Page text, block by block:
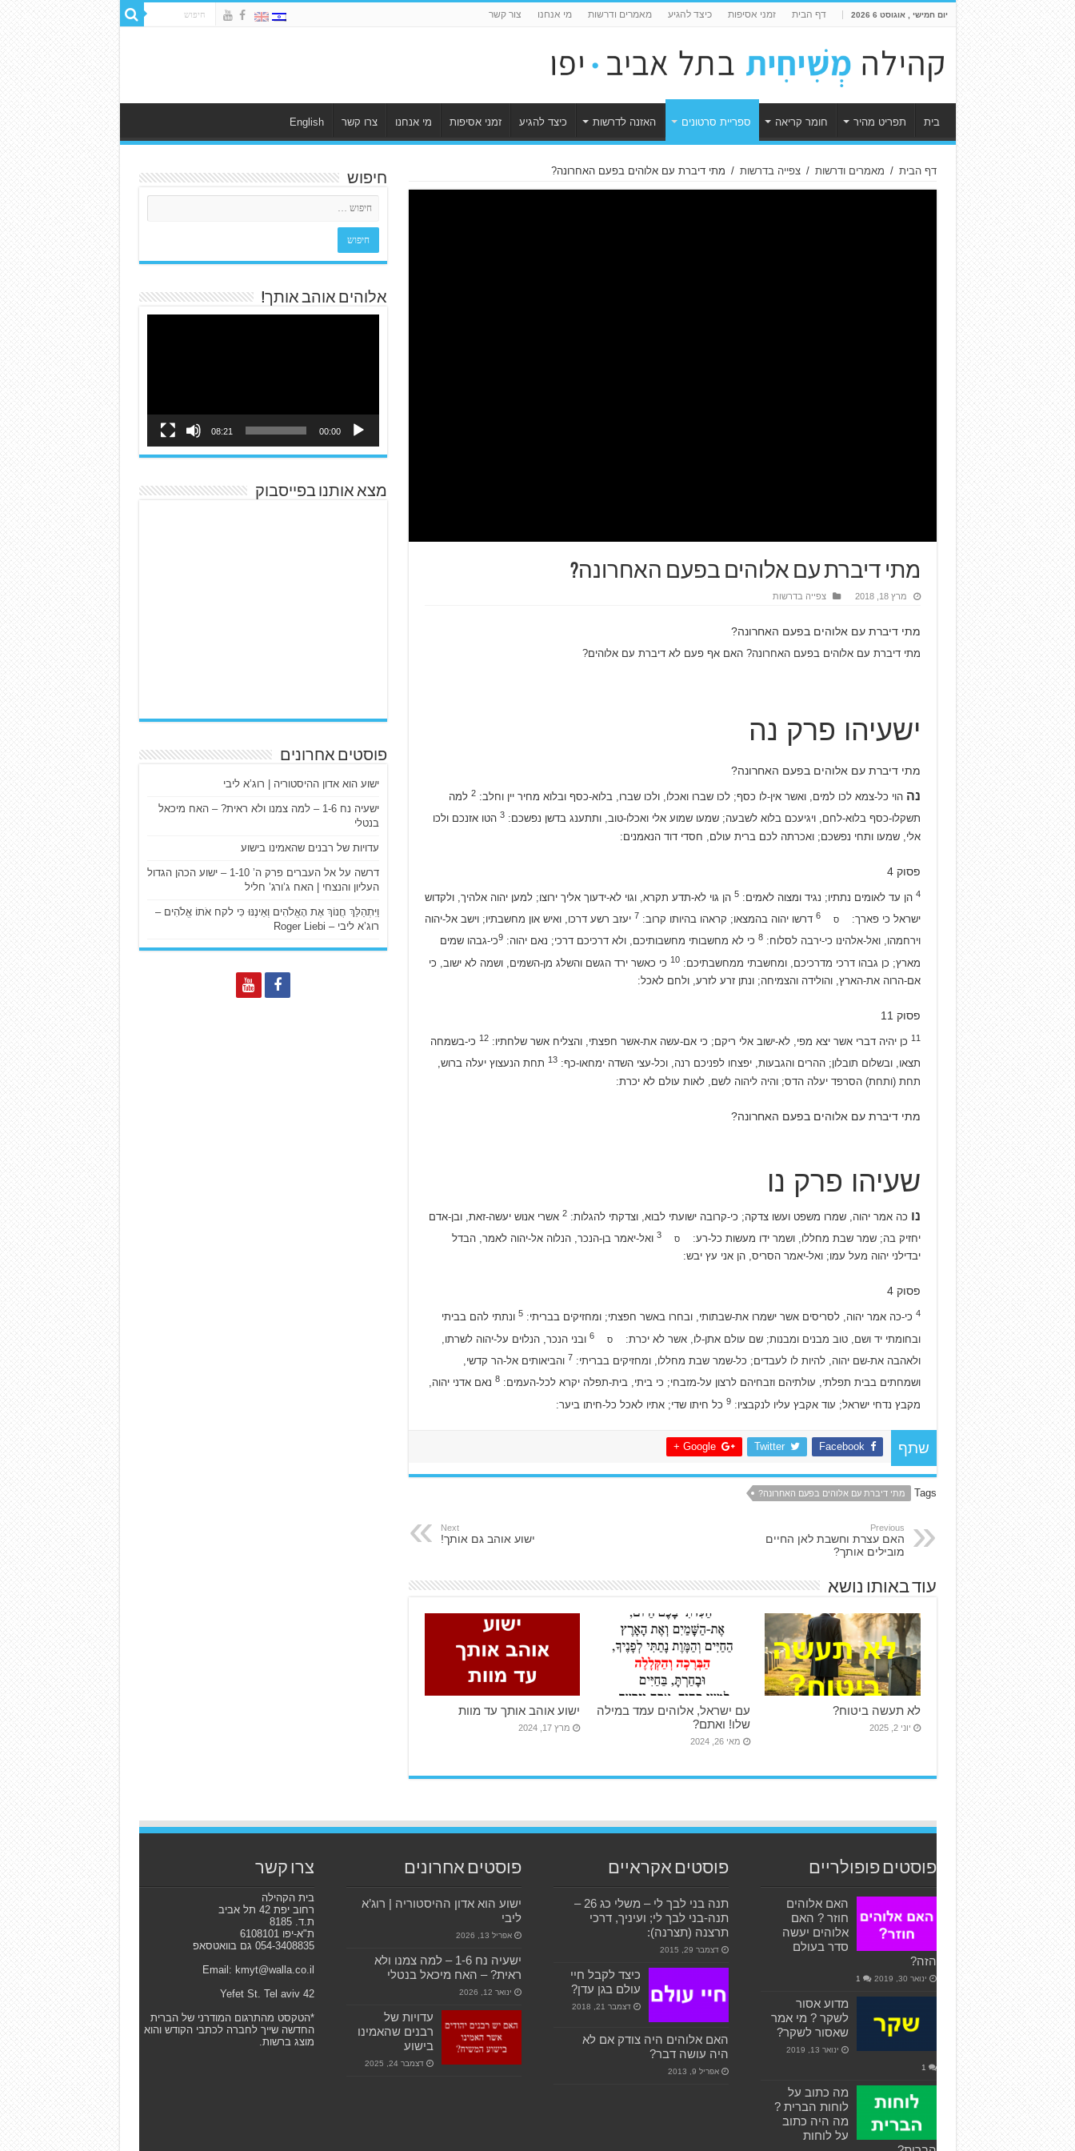
יום חמישי , אוגוסט 6 2026 דף הבית זמני אסיפות כיצד להגיע מאמרים ודרשות מי אנחנו צור קשר
בית תפריט מהיר חומר קריאה ספריית סרטונים האזנה לדרשות כיצד להגיע זמני אסיפות מי אנחנו צרו קשר English
דף הבית / מאמרים ודרשות / צפייה בדרשות / מתי דיברת עם אלוהים בפעם האחרונה?
מתי דיברת עם אלוהים בפעם האחרונה?
מרץ 18, 2018 צפייה בדרשות
מתי דיברת עם אלוהים בפעם האחרונה?
מתי דיברת עם אלוהים בפעם האחרונה? האם אף פעם לא דיברת עם אלוהים?
ישעיהו פרק נה
מתי דיברת עם אלוהים בפעם האחרונה?
נה הוי כל-צמא לכו למים, ואשר אין-לו כסף; לכו שברו ואכלו, ולכו שברו, בלוא-כסף ובלוא מחיר יין וחלב:2 למה
תשקלו-כסף בלוא-לחם, ויגיעכם בלוא לשבעה; שמעו שמוע אלי ואכלו-טוב, ותתענג בדשן נפשכם:3 הטו אזנכם ולכו
אלי, שמעו ותחי נפשכם; ואכרתה לכם ברית עולם, חסדי דוד הנאמנים:
פסוק 4
4 הן עד לאומים נתתיו; נגיד ומצוה לאמים:5 הן גוי לא-תדע תקרא, וגוי לא-ידעוך אליך ירוצו; למען יהוה אלהיך, ולקדוש
ישראל כי פארך:ס 6 דרשו יהוה בהמצאו; קראהו בהיותו קרוב: 7 יעזב רשע דרכו, ואיש און מחשבתיו; וישב אל-יהוה
וירחמהו, ואל-אלהינו כי-ירבה לסלוח:8 כי לא מחשבותי מחשבותיכם, ולא דרכיכם דרכי; נאם יהוה:9כי-גבהו שמים
מארץ; כן גבהו דרכי מדרכיכם, ומחשבתי ממחשבתיכם:10 כי כאשר ירד הגשם והשלג מן-השמים, ושמה לא ישוב, כי
אם-הרוה את-הארץ, והולידה והצמיחה; ונתן זרע לזרע, ולחם לאכל:
פסוק 11
11 כן יהיה דברי אשר יצא מפי, לא-ישוב אלי ריקם; כי אם-עשה את-אשר חפצתי, והצליח אשר שלחתיו:12 כי-בשמחה
תצאו, ובשלום תובלון; ההרים והגבעות, יפצחו לפניכם רנה, וכל-עצי השדה ימחאו-כף:13 תחת הנעצוץ יעלה ברוש,
תחת (ותחת) הסרפד יעלה הדס; והיה ליהוה לשם, לאות עולם לא יכרת:
מתי דיברת עם אלוהים בפעם האחרונה?
שעיהו פרק נו
נו כה אמר יהוה, שמרו משפט ועשו צדקה; כי-קרובה ישועתי לבוא, וצדקתי להגלות:2 אשרי אנוש יעשה-זאת, ובן-אדם
יחזיק בה; שמר שבת מחללו, ושמר ידו מעשות כל-רע:ס 3 ואל-יאמר בן-הנכר, הנלוה אל-יהוה לאמר, הבדל
יבדילני יהוה מעל עמו; ואל-יאמר הסריס, הן אני עץ יבש:
פסוק 4
4 כי-כה אמר יהוה, לסריסים אשר ישמרו את-שבתותי, ובחרו באשר חפצתי; ומחזיקים בבריתי:5 ונתתי להם בביתי
ובחומתי יד ושם, טוב מבנים ומבנות; שם עולם אתן-לו, אשר לא יכרת:ס 6 ובני הנכר, הנלוים על-יהוה לשרתו,
ולאהבה את-שם יהוה, להיות לו לעבדים; כל-שמר שבת מחללו, ומחזיקים בבריתי: 7 והביאותים אל-הר קדשי,
ושמחתים בבית תפלתי, עולתיהם וזבחיהם לרצון על-מזבחי; כי ביתי, בית-תפלה יקרא לכל-העמים:8 נאם אדני יהוה,
מקבץ נדחי ישראל; עוד אקבץ עליו לנקבציו:9 כל חיתו שדי; אתיו לאכל כל-חיתו ביער:
שתף Facebook
Twitter
Google +
Tags מתי דיברת עם אלוהים בפעם האחרונה?
Previous
האם עצרת וחשבת לאן החיים
מובילים אותך?
Next
ישוע אוהב גם אותך!
עוד באותו נושא
לא תעשה ביטוח?
יוני 2, 2025
עם ישראל, אלוהים עמד במילה
שלו! ואתם?
מאי 26, 2024
ישוע אוהב אותך עד מוות
מרץ 17, 2024
חיפוש
אלוהים אוהב אותך!
00:00
08:21
מצא אותנו בפייסבוק
פוסטים אחרונים
ישוע הוא אדון ההיסטוריה | רוג’א ליבי
ישעיה נח 1-6 – למה צמנו ולא ראית? – האח מיכאל
בנטלי
עדויות של רבנים שהאמינו בישוע
דרשה על אל העברים פרק ה’ 1-10 – ישוע הכהן הגדול
העליון והנצחי | האח ג’ורג’ חליל
וַיִּתְהַלֵּךְ חֲנוֹךְ אֶת הָאֱלֹהִים וְאֵינֶנּוּ כִּי לקח אֹתוֹ אֱלֹהִים –
רוג’א ליבי – Roger Liebi
פוסטים פופולריים
האם אלוהים
חוזר ? האם
אלוהים יעשה
סדר בעולם
הזה?
ינואר 30, 2019 1
מדוע אסור
לשקר ? מי אמר
שאסור לשקר?
ינואר 13, 2019
1
מה כתוב על
לוחות הברית ?
מה היה כתוב
על לוחות
פוסטים אקראיים
תנה בני לבך לי – משלי כג 26 –
תנה-בני לבך לי; ועיניך, דרכי
תרצנה (תצרנה):
דצמבר 29, 2015
כיצד לקבל חיי
עולם בגן עדן?
דצמבר 21, 2018
האם אלוהים היה צודק אם לא
היה עושה דבר?
אפריל 9, 2013
פוסטים אחרונים
ישוע הוא אדון ההיסטוריה | רוג’א
ליבי
אפריל 13, 2026
ישעיה נח 1-6 – למה צמנו ולא
ראית? – האח מיכאל בנטלי
ינואר 12, 2026
עדויות של
רבנים שהאמינו
בישוע
דצמבר 24, 2025
צרו קשר
בית הקהילה
רחוב יפת 42 תל אביב
ת.ד. 8185
ת"א-יפו 6108101
054-3408835 גם בוואטסאפ
Email: kmyt@walla.co.il
42 Yefet St. Tel aviv
*הטקסט מהתרגום המודרני של הברית
החדשה שייך לחברה לכתבי הקודש והוא
מוצג ברשות.